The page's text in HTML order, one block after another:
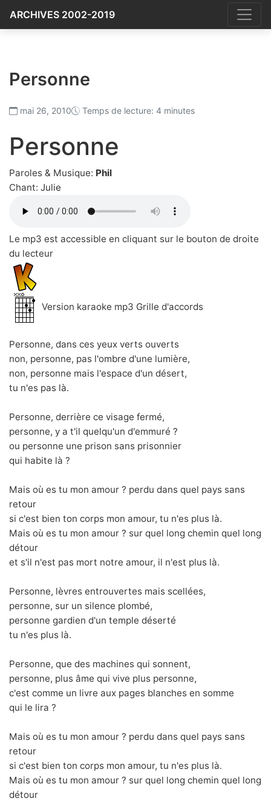
ARCHIVES 2002-2019
Personne
mai 26, 2010 Temps de lecture: 4 minutes
Personne
Paroles & Musique: Phil
Chant: Julie
Le mp3 est accessible en cliquant sur le bouton de droite
du lecteur
Version karaoke mp3 Grille d'accords
Personne, dans ces yeux verts ouverts
non, personne, pas l'ombre d'une lumière,
non, personne mais l'espace d'un désert,
tu n'es pas là.
Personne, derrière ce visage fermé,
personne, y a t'il quelqu'un d'emmuré ?
ou personne une prison sans prisonnier
qui habite là ?
Mais où es tu mon amour ? perdu dans quel pays sans
retour
si c'est bien ton corps mon amour, tu n'es plus là.
Mais où es tu mon amour ? sur quel long chemin quel long
détour
et s'il n'est pas mort notre amour, il n'est plus là.
Personne, lèvres entrouvertes mais scellées,
personne, sur un silence plombé,
personne gardien d'un temple déserté
tu n'es plus là.
Personne, que des machines qui sonnent,
personne, plus âme qui vive plus personne,
c'est comme un livre aux pages blanches en somme
qui le lira ?
Mais où es tu mon amour ? perdu dans quel pays sans
retour
si c'est bien ton corps mon amour, tu n'es plus là.
Mais où es tu mon amour ? sur quel long chemin quel long
détour